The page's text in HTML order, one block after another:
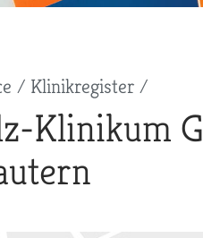
Klinikregister
Klinikum